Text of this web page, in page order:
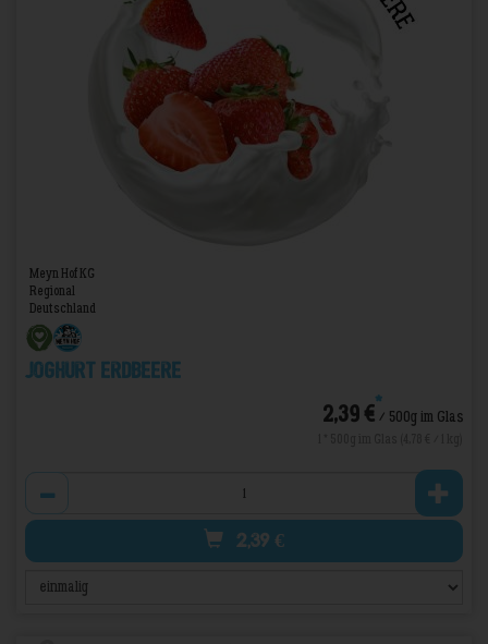
Meyn Hof KG
Regional
Deutschland
Joghurt Erdbeere
2,39 €*/ 500g im Glas
2,39 €